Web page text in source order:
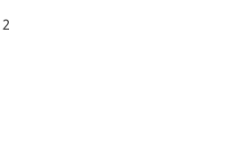
har 2 kommentarer
2